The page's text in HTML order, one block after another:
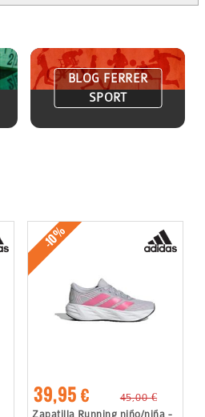
BLOG FERRER
SPORT
-10%
39,95 €
45,00 €
Zapatilla Running niño/niña -